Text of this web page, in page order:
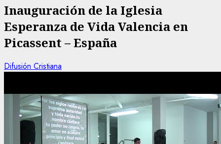
Inauguración de la Iglesia
Esperanza de Vida Valencia en
Picassent – España
Difusión Cristiana